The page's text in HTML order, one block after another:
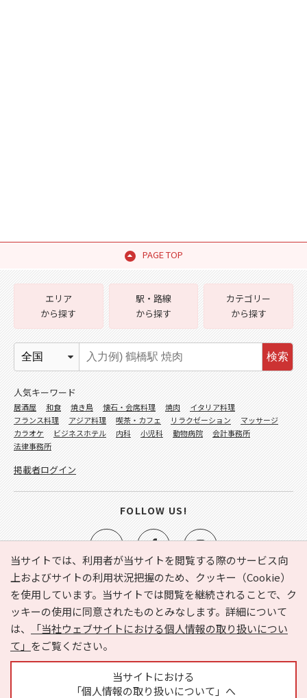
PAGE TOP
当サイトでは、利用者が当サイトを閲覧する際のサービス向
上およびサイトの利用状況把握のため、クッキー（Cookie）
を使用しています。当サイトでは閲覧を継続されることで、ク
ッキーの使用に同意されたものとみなします。詳細について
は、
「当社ウェブサイトにおける個人情報の取り扱いについ
て」 をご覧ください。
当サイトにおける
「個人情報の取り扱いについて」へ
e-NAVITA（イーナビタ）とは？ お気に入り
ヘルプ
利用規約
個人情報の取り扱いについて
運営会社
サイトマップ
広告掲載に関するお問い合わせ
エリア
から探す
駅・路線
から探す
カテゴリー
から探す
検索
人気キーワード
居酒屋 和食 焼き鳥 懐石・会席料理 焼肉
イタリア料理
フランス料理
アジア料理 喫茶・カフェ リラクゼーション
マッサージ
カラオケ
ビジネスホテル 内科 小児科 動物病院
会計事務所
法律事務所
掲載者ログイン
FOLLOW US!